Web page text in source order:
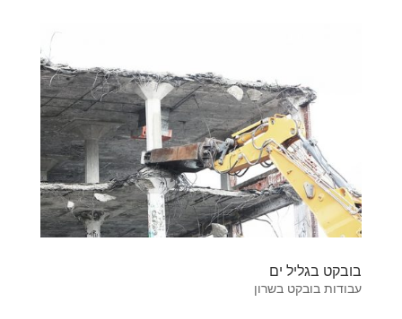
בובקט בגליל ים
עבודות בובקט בשרון